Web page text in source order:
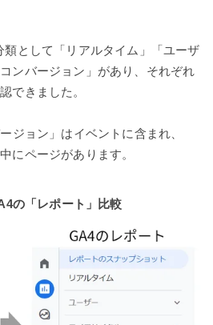
として「リアルタイム」「ユーザ
ンバージョン」があり、それぞれ
できました。
ジョン」はイベントに含まれ、
にページがあります。
の「レポート」比較